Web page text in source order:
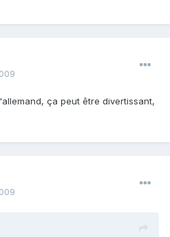
ça peut être divertissant,